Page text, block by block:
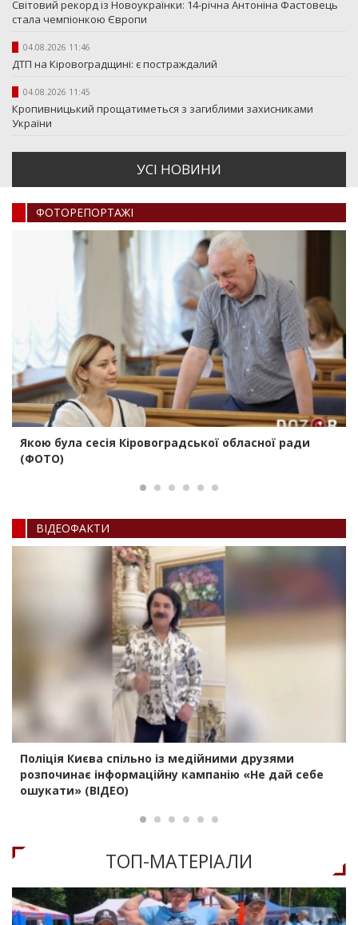
Світовий рекорд із Новоукраїнки: 14-річна Антоніна Фастовець
стала чемпіонкою Європи
04.08.2026 11:46
ДТП на Кіровоградщині: є постраждалий
04.08.2026 11:45
Кропивницький прощатиметься з загиблими захисниками
України
УСI НОВИНИ
ФОТОРЕПОРТАЖI
Якою була сесія Кіровоградської обласної ради
(ФОТО)
ВIДЕОФАКТИ
Поліція Києва спільно із медійними друзями
розпочинає інформаційну кампанію «Не дай себе
ошукати» (ВІДЕО)
ТОП-МАТЕРIАЛИ